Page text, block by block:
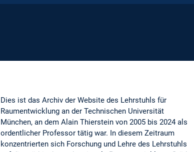
Dies ist das Archiv der Website des Lehrstuhls für
Raumentwicklung an der Technischen Universität
München, an dem Alain Thierstein von 2005 bis 2024 als
ordentlicher Professor tätig war. In diesem Zeitraum
konzentrierten sich Forschung und Lehre des Lehrstuhls